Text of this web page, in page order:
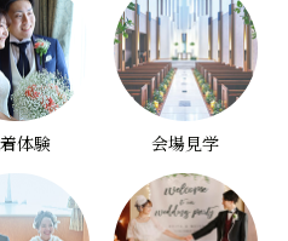
体験 会場見学